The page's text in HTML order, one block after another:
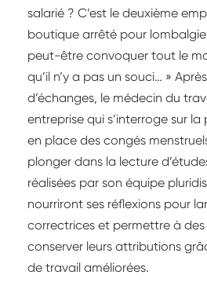
salarié ? C’est le deuxième
boutique arrêté pour
peut-être convoquer tout le
qu’il n’y a pas un souci… »
d’échanges, le médecin du
entreprise qui s’interroge sur
en place des congés
plonger dans la lecture
réalisées par son équipe
nourriront ses réflexions pour
correctrices et permettre à des
conserver leurs attributions
de travail améliorées.